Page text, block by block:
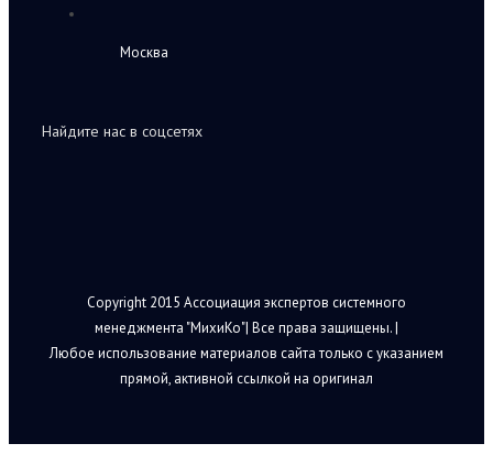
Москва
Найдите нас в соцсетях
Copyright 2015 Ассоциация экспертов системного
менеджмента "МихиКо"| Все права защищены. |
Любое использование материалов сайта только с указанием
прямой, активной ссылкой на оригинал